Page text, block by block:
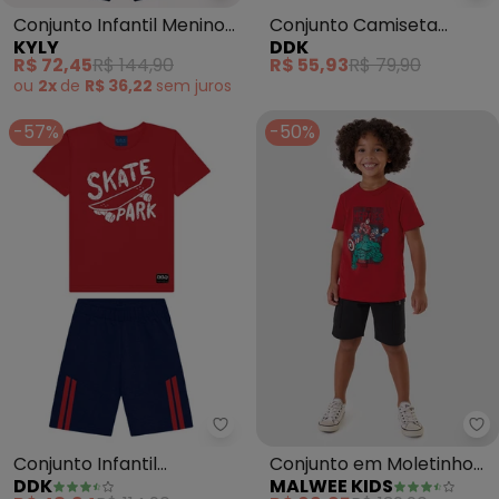
Conjunto Infantil Menino
Lanterna (Vermelho)
KYLY
R$ 72,45R$ 144,90
ou 2x de R$ 36,22 sem juros
Conjunto Camiseta
Awesome New Supe
(Vermelho)
DDK
R$ 55,93R$ 79,90
-57%
Ddk - Conjunto Infantil
Conjunto Infantil
Camiseta e Bermuda
DDK
-50%
Conjunto em Moletinho
The Avengers®
MALWEE KIDS